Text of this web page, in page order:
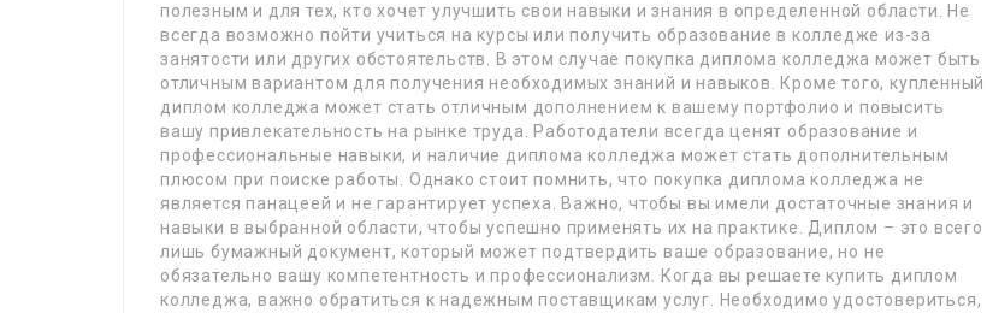
полезным и для тех, кто хочет улучшить свои навыки и знания в определенной области. Не
всегда возможно пойти учиться на курсы или получить образование в колледже из-за
занятости или других обстоятельств. В этом случае покупка диплома колледжа может быть
отличным вариантом для получения необходимых знаний и навыков. Кроме того, купленный
диплом колледжа может стать отличным дополнением к вашему портфолио и повысить
вашу привлекательность на рынке труда. Работодатели всегда ценят образование и
профессиональные навыки, и наличие диплома колледжа может стать дополнительным
плюсом при поиске работы. Однако стоит помнить, что покупка диплома колледжа не
является панацеей и не гарантирует успеха. Важно, чтобы вы имели достаточные знания и
навыки в выбранной области, чтобы успешно применять их на практике. Диплом – это всего
лишь бумажный документ, который может подтвердить ваше образование, но не
обязательно вашу компетентность и профессионализм. Когда вы решаете купить диплом
колледжа, важно обратиться к надежным поставщикам услуг. Необходимо удостовериться,